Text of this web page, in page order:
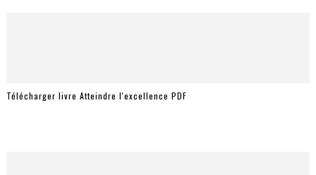
Télécharger livre Atteindre l'excellence PDF